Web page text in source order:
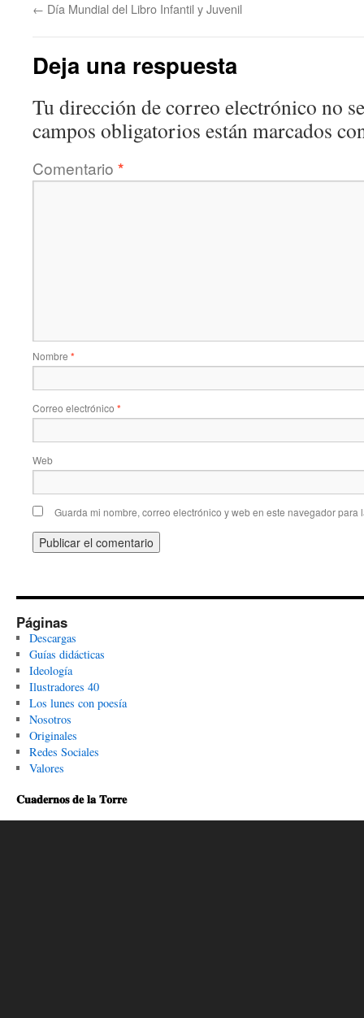
← Día Mundial del Libro Infantil y Juvenil
Deja una respuesta
Tu dirección de correo electrónico no
campos obligatorios están marcados
Comentario *
Nombre *
Correo electrónico *
Web
Guarda mi nombre, correo electrónico y web en este navegador para
Páginas
Descargas
Guías didácticas
Ideología
Ilustradores 40
Los lunes con poesía
Nosotros
Originales
Redes Sociales
Valores
𝐂𝐮𝐚𝐝𝐞𝐫𝐧𝐨𝐬 𝐝𝐞 𝐥𝐚 𝐓𝐨𝐫𝐫𝐞